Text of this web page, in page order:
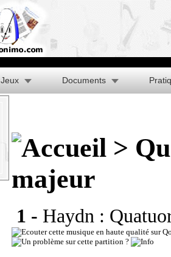
Jeux Documents
>
majeur
1 - Haydn :